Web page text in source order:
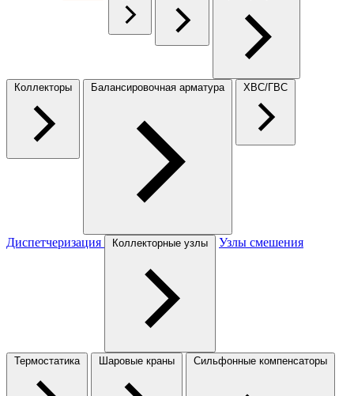
Коллекторы Балансировочная арматура ХВС/ГВС
Диспетчеризация Коллекторные узлы Узлы смешения
Термостатика Шаровые краны Сильфонные компенсаторы